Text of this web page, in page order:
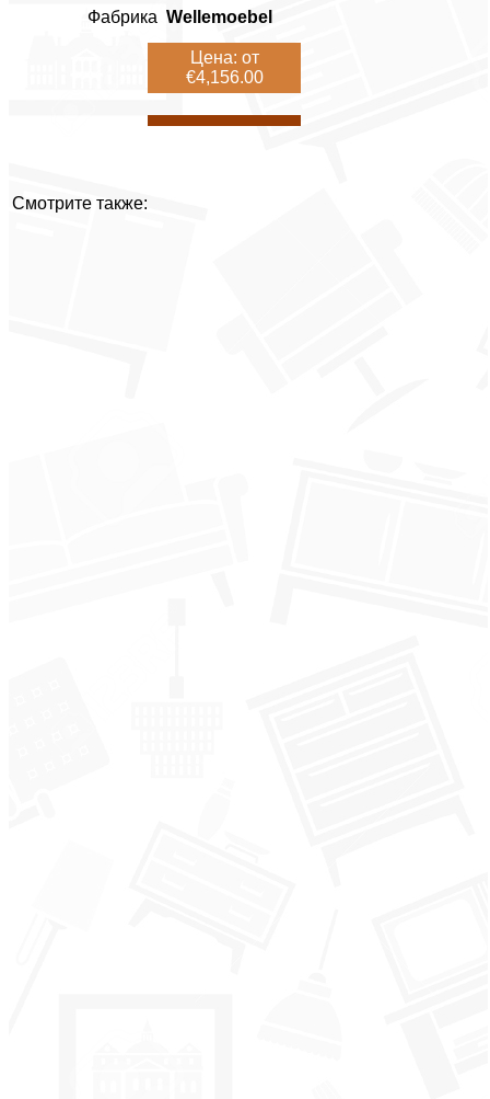
Фабрика Wellemoebel
Цена: от
€4,156.00
Смотрите также: